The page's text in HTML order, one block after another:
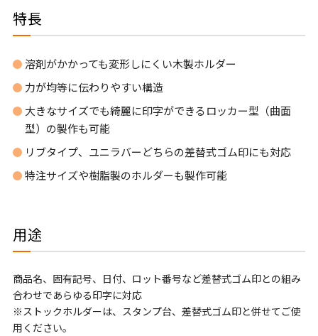
特長
溶剤がかかっても変形しにくい木製ホルダー
力が均等に伝わりやすい構造
大きなサイズでも綺麗に印字ができるロッカー型（曲面
型）の製作も可能
リブタイプ、ユニラバーどちらの差替式ゴム印にも対応
特注サイズや樹脂製のホルダーも製作可能
用途
商品名、固有記号、日付、ロット番号など差替式ゴム印との組み
合わせであらゆる印字に対応
※ストックホルダーは、スタンプ台、差替式ゴム印と併せてご使
用ください。